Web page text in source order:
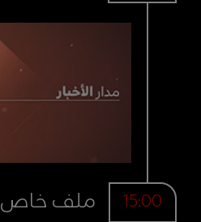
15:00 ملف خاص